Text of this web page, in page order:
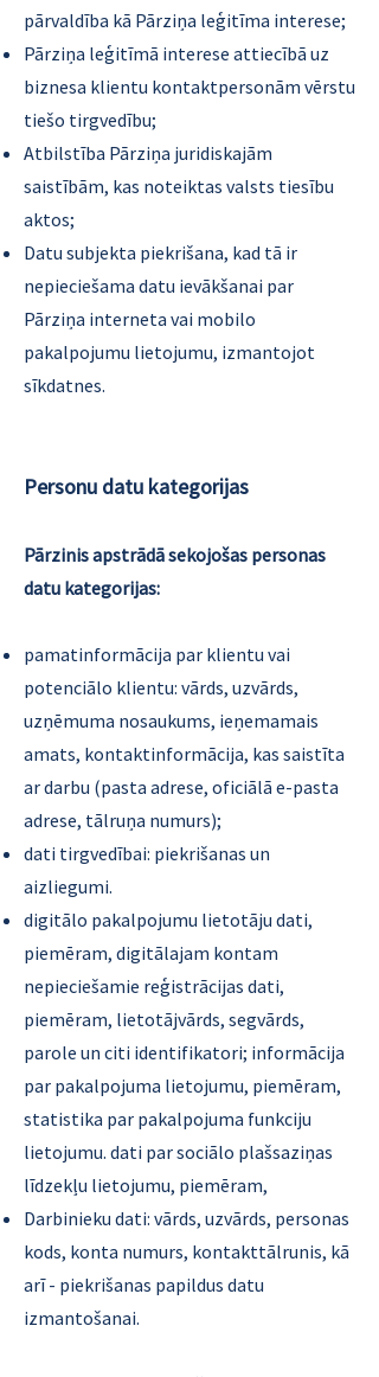
pārvaldība kā Pārziņa leģitīma interese;
Pārziņa leģitīmā interese attiecībā uz
biznesa klientu kontaktpersonām vērstu
tiešo tirgvedību;
Atbilstība Pārziņa juridiskajām
saistībām, kas noteiktas valsts tiesību
aktos;
Datu subjekta piekrišana, kad tā ir
nepieciešama datu ievākšanai par
Pārziņa interneta vai mobilo
pakalpojumu lietojumu, izmantojot
sīkdatnes.
Personu datu kategorijas
Pārzinis apstrādā sekojošas personas
datu kategorijas:
pamatinformācija par klientu vai
potenciālo klientu: vārds, uzvārds,
uzņēmuma nosaukums, ieņemamais
amats, kontaktinformācija, kas saistīta
ar darbu (pasta adrese, oficiālā e-pasta
adrese, tālruņa numurs);
dati tirgvedībai: piekrišanas un
aizliegumi.
digitālo pakalpojumu lietotāju dati,
piemēram, digitālajam kontam
nepieciešamie reģistrācijas dati,
piemēram, lietotājvārds, segvārds,
parole un citi identifikatori; informācija
par pakalpojuma lietojumu, piemēram,
statistika par pakalpojuma funkciju
lietojumu. dati par sociālo plašsaziņas
līdzekļu lietojumu, piemēram,
Darbinieku dati: vārds, uzvārds, personas
kods, konta numurs, kontakttālrunis, kā
arī - piekrišanas papildus datu
izmantošanai.